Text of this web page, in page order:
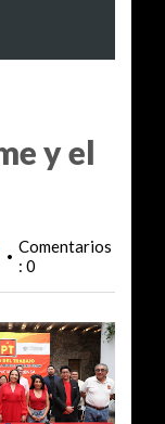
y el
• Comentarios
: 0